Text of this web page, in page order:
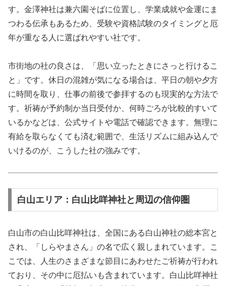
す。金澤神社は兼六園そばに位置し、学業成就や金運にま
つわる伝承もあるため、受験や資格試験のタイミングと厄
年が重なる人に選ばれやすい社です。
市街地の社の良さは、「思い立ったときにさっと行けるこ
と」です。休日の混雑が気になる場合は、平日の朝や夕方
に時間を取り、仕事の前後で参拝するのも現実的な方法で
す。祈祷が予約制か当日受付か、何時ごろが比較的すいて
いるかなどは、公式サイトや電話で確認できます。無理に
有給を取らなくても済む範囲で、生活リズムに組み込んで
いけるのが、こうした社の強みです。
白山エリア：白山比咩神社と周辺の信仰圏
白山市の白山比咩神社は、全国にある白山神社の総本宮と
され、「しらやまさん」の名で広く親しまれています。こ
こでは、人生のさまざまな節目にあわせたご祈祷が行われ
ており、その中に厄払いも含まれています。白山比咩神社